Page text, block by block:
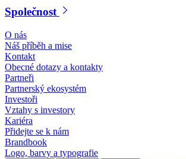
Společnost
O nás
Náš příběh a mise
Kontakt
Obecné dotazy a kontakty
Partneři
Partnerský ekosystém
Investoři
Vztahy s investory
Kariéra
Přidejte se k nám
Brandbook
Logo, barvy a typografie